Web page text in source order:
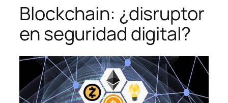
Blockchain: ¿disruptor
en seguridad digital?